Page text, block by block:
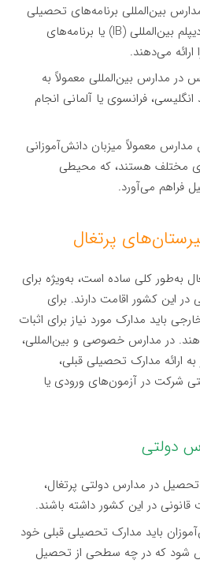
بین‌المللی برنامه‌های تحصیلی
معتبر بین‌المللی مانند دیپلم بین‌المللی (IB) یا برنامه‌های
ارائه می‌دهند.
در مدارس بین‌المللی معمولاً به
فرانسوی یا آلمانی انجام
مدارس معمولاً میزبان دانش‌آموزانی
مختلف هستند، که محیطی
فراهم می‌آورد.
پرتغال
به‌طور کلی ساده است، به‌ویژه برای
در این کشور اقامت دارند. برای
باید مدارک مورد نیاز برای اثبات
در مدارس خصوصی و بین‌المللی،
ارائه مدارک تحصیلی قبلی،
شرکت در آزمون‌های ورودی یا
دولتی
تحصیل در مدارس دولتی پرتغال،
قانونی در این کشور داشته باشند.
باید مدارک تحصیلی قبلی خود
شود که در چه سطحی از تحصیل